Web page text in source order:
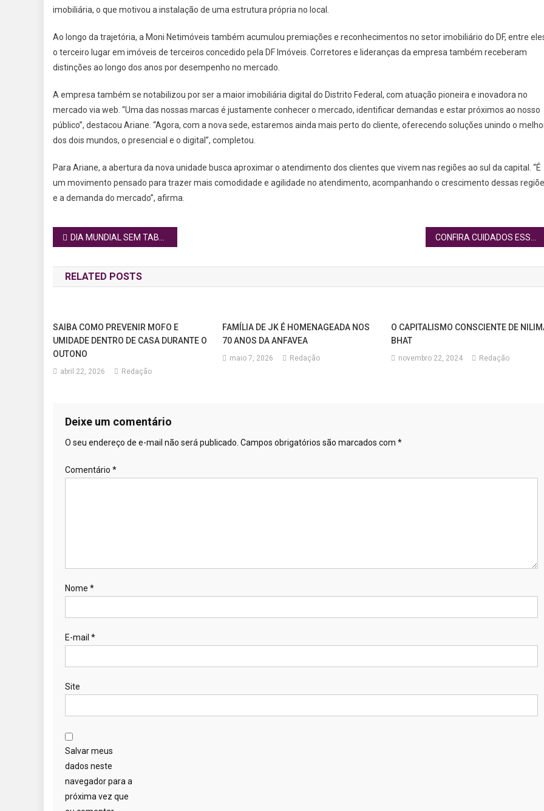
imobiliária, o que motivou a instalação de uma estrutura própria no local.
Ao longo da trajetória, a Moni Netimóveis também acumulou premiações e reconhecimentos no setor imobiliário do DF, entre
o terceiro lugar em imóveis de terceiros concedido pela DF Imóveis. Corretores e lideranças da empresa também receberam
distinções ao longo dos anos por desempenho no mercado.
A empresa também se notabilizou por ser a maior imobiliária digital do Distrito Federal, com atuação pioneira e inovadora no
mercado via web. “Uma das nossas marcas é justamente conhecer o mercado, identificar demandas e estar próximos ao nosso
público”, destacou Ariane. “Agora, com a nova sede, estaremos ainda mais perto do cliente, oferecendo soluções unindo o
dos dois mundos, o presencial e o digital”, completou.
Para Ariane, a abertura da nova unidade busca aproximar o atendimento dos clientes que vivem nas regiões ao sul da capital. “É
um movimento pensado para trazer mais comodidade e agilidade no atendimento, acompanhando o crescimento dessas
e a demanda do mercado”, afirma.
Navegação
de
Post
DIA MUNDIAL SEM TABACO: VOZ ROUCA PODE SER ALERTA DO TABAGISMO
RELATED POSTS
SAIBA COMO PREVENIR MOFO E
UMIDADE DENTRO DE CASA DURANTE O
OUTONO
abril 22, 2026 Redação
FAMÍLIA DE JK É HOMENAGEADA NOS
70 ANOS DA ANFAVEA
maio 7, 2026 Redação
O CAPITALISMO CONSCIENTE DE
BHAT
novembro 22, 2024 Redação
Deixe um comentário
O seu endereço de e-mail não será publicado. Campos obrigatórios são marcados com *
Comentário *
Nome *
E-mail *
Site
Salvar meus
dados neste
navegador para a
próxima vez que